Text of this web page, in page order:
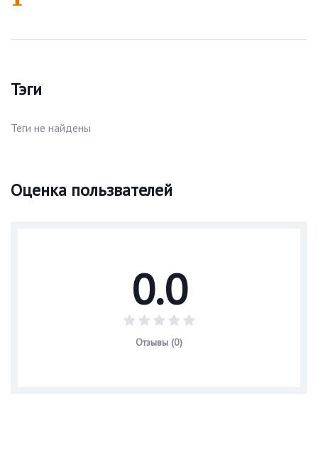
Тэги
Теги не найдены
Оценка пользвателей
0.0
Отзывы (0)